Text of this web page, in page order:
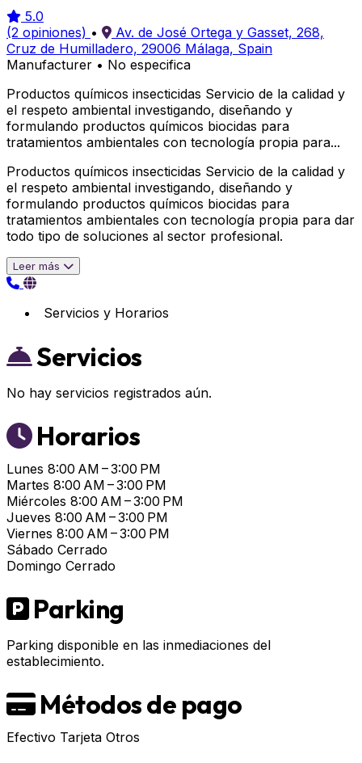
5.0
(2 opiniones) •
Av. de José Ortega y Gasset, 268,
Cruz de Humilladero, 29006 Málaga, Spain
Manufacturer • No especifica
Productos químicos insecticidas Servicio de la calidad y
el respeto ambiental investigando, diseñando y
formulando productos químicos biocidas para
tratamientos ambientales con tecnología propia para...
Productos químicos insecticidas Servicio de la calidad y
el respeto ambiental investigando, diseñando y
formulando productos químicos biocidas para
tratamientos ambientales con tecnología propia para dar
todo tipo de soluciones al sector profesional.
Leer más
Servicios y Horarios
Servicios
No hay servicios registrados aún.
Horarios
Lunes 8:00 AM – 3:00 PM
Martes 8:00 AM – 3:00 PM
Miércoles 8:00 AM – 3:00 PM
Jueves 8:00 AM – 3:00 PM
Viernes 8:00 AM – 3:00 PM
Sábado Cerrado
Domingo Cerrado
Parking
Parking disponible en las inmediaciones del
establecimiento.
Métodos de pago
Efectivo Tarjeta Otros